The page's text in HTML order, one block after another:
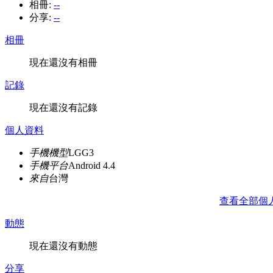
相冊: --
分享: --
相冊
現在還沒有相冊
記錄
現在還沒有記錄
個人資料
手機機型LGG3
手機平台Android 4.4
來自台灣
查看全部個
動態
現在還沒有動態
分享